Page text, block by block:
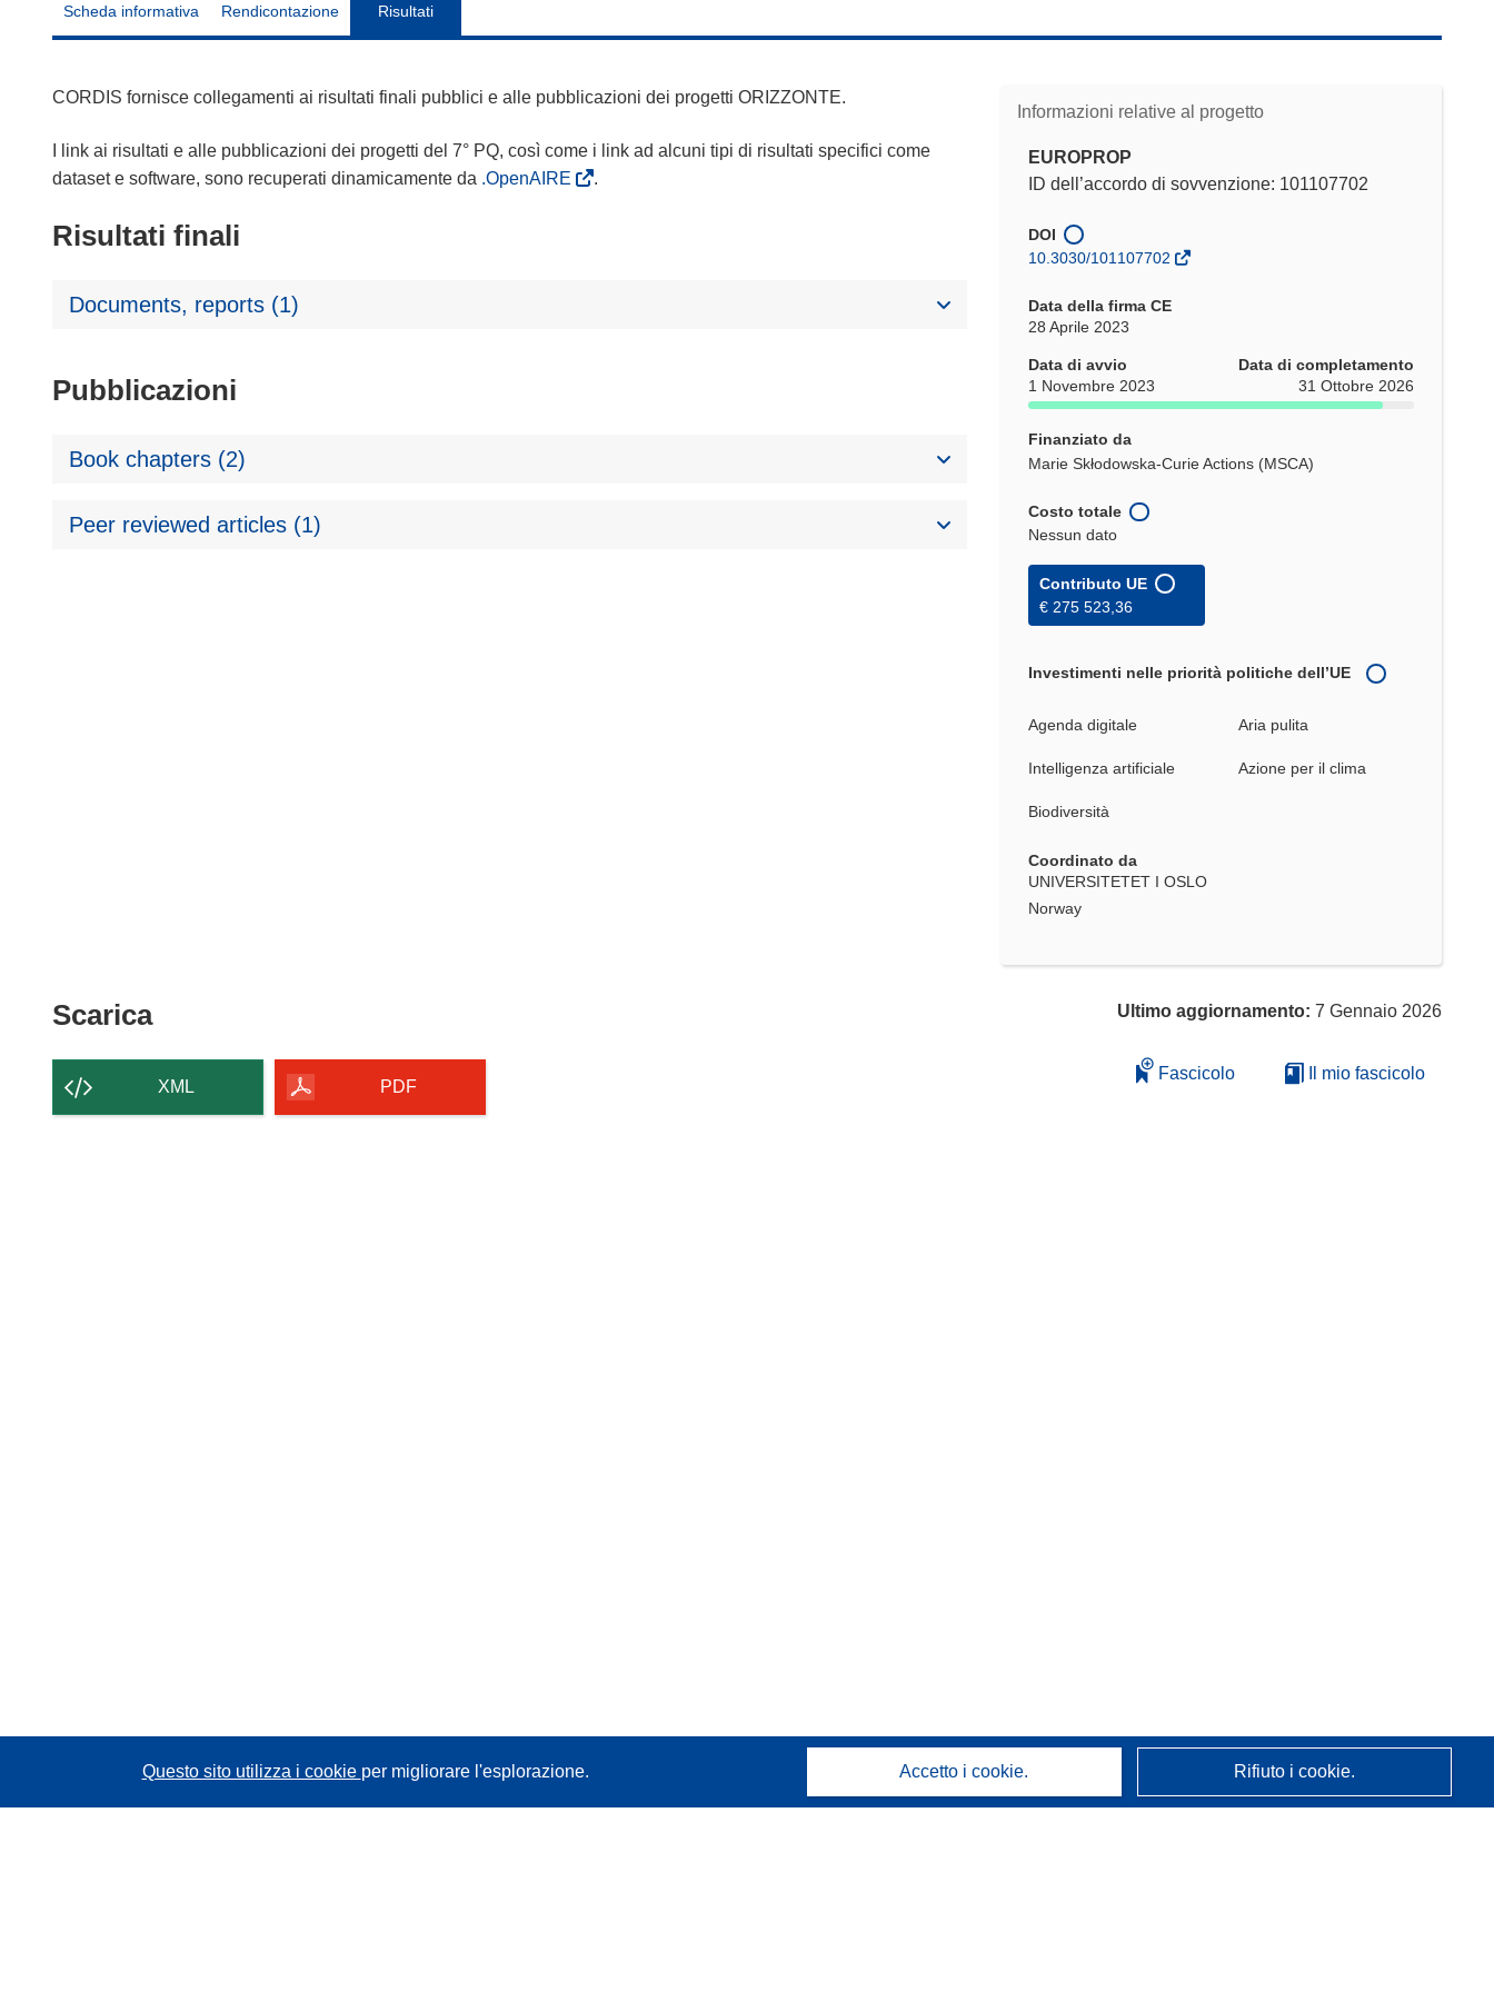
Scheda informativa Rendicontazione Risultati
Informazioni relative al progetto
EUROPROP
ID dell’accordo di sovvenzione: 101107702
DOI
10.3030/101107702
Data della firma CE
28 Aprile 2023
Data di avvio
1 Novembre 2023
Data di completamento
31 Ottobre 2026
Finanziato da
Marie Skłodowska-Curie Actions (MSCA)
Costo totale
Nessun dato
Contributo UE
€ 275 523,36
Investimenti nelle priorità politiche dell’UE
Agenda digitale Aria pulita
Intelligenza artificiale Azione per il clima
Biodiversità
Coordinato da
UNIVERSITETET I OSLO
Norway
CORDIS fornisce collegamenti ai risultati finali pubblici e alle pubblicazioni dei progetti ORIZZONTE.
I link ai risultati e alle pubblicazioni dei progetti del 7° PQ, così come i link ad alcuni tipi di risultati specifici come
dataset e software, sono recuperati dinamicamente da .OpenAIRE .
Risultati finali
Documents, reports (1)
Pubblicazioni
Book chapters (2)
Peer reviewed articles (1)
ScaricaScarica
contenuto
della
XML PDF
Ultimo aggiornamento: 7 Gennaio 2026
Fascicolo Il mio fascicolo
Questo sito utilizza i cookie per migliorare l'esplorazione. Accetto i cookie. Rifiuto i cookie.